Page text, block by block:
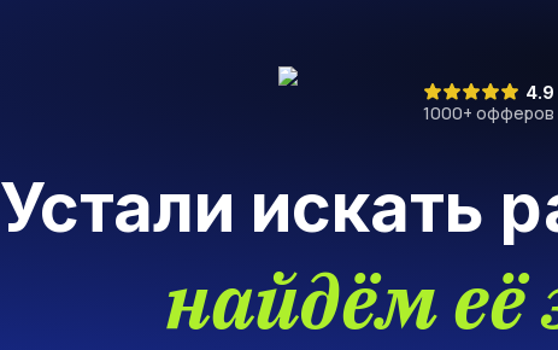
4.9
1000+ офферов
Устали искать
найдём её